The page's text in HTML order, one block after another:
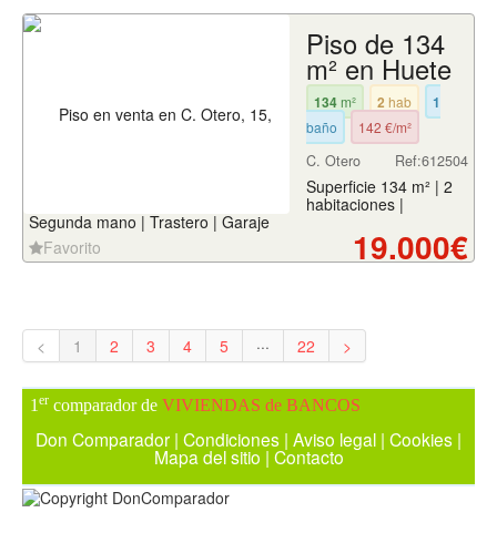
Piso de 134
m² en Huete
134m² 2 hab 1
baño 142 €/m²
Ref:612504
C. Otero
Superficie 134 m² | 2
habitaciones |
Segunda mano | Trastero | Garaje
Favorito
19.000€
< 1 2 3 4 5 ··· 22 >
1 er comparador de VIVIENDAS de BANCOS
Don Comparador | Condiciones | Aviso legal | Cookies |
Mapa del sitio | Contacto